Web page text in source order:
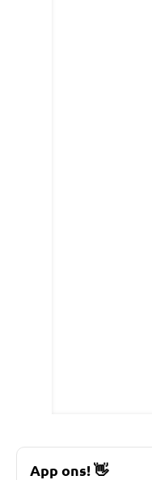
App ons!👋